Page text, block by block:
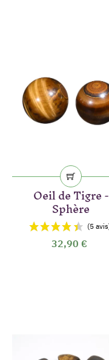
Oeil de Tigre -
Sphère
32,90 €